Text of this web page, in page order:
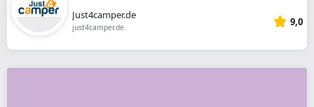
Just4camper.de
just4camper.de 9,0